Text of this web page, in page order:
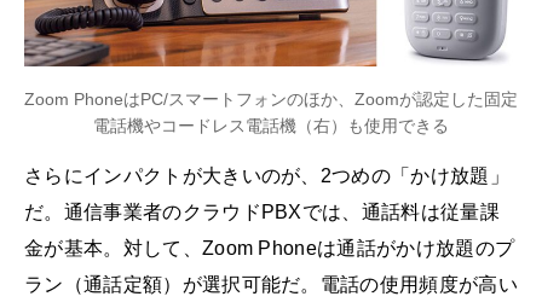
Zoom PhoneはPC/スマートフォンのほか、Zoomが認定した固定
電話機やコードレス電話機（右）も使用できる
さらにインパクトが大きいのが、2つめの「かけ放題」
だ。通信事業者のクラウドPBXでは、通話料は従量課
金が基本。対して、Zoom Phoneは通話がかけ放題のプ
ラン（通話定額）が選択可能だ。電話の使用頻度が高い